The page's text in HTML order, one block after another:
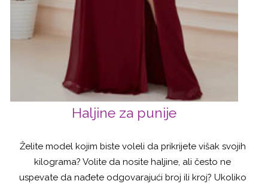
Haljine za punije
Želite model kojim biste voleli da prikrijete višak svojih
kilograma? Volite da nosite haljine, ali često ne
uspevate da nađete odgovarajući broj ili kroj? Ukoliko